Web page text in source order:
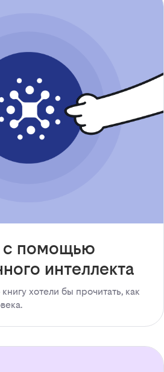
с помощью
интеллекта
хотели бы прочитать, как